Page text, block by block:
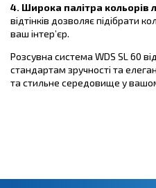
4. Широка палітра кольорів
відтінків дозволяє підібрати
ваш інтер’єр.
Розсувна система WDS SL 60
стандартам зручності та
та стильне середовище у